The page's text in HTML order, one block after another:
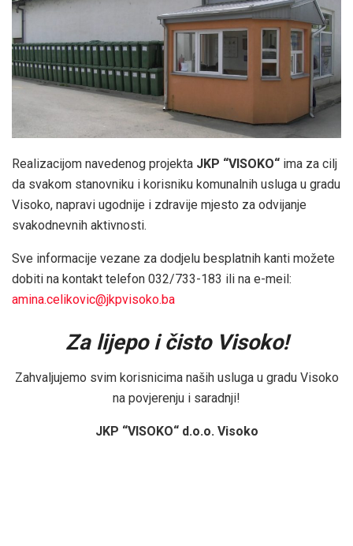
Realizacijom navedenog projekta JKP “VISOKO“ ima za cilj
da svakom stanovniku i korisniku komunalnih usluga u gradu
Visoko, napravi ugodnije i zdravije mjesto za odvijanje
svakodnevnih aktivnosti.
Sve informacije vezane za dodjelu besplatnih kanti možete
dobiti na kontakt telefon 032/733-183 ili na e-meil:
amina.celikovic@jkpvisoko.ba
Za lijepo i čisto Visoko!
Zahvaljujemo svim korisnicima naših usluga u gradu Visoko
na povjerenju i saradnji!
JKP “VISOKO“ d.o.o. Visoko